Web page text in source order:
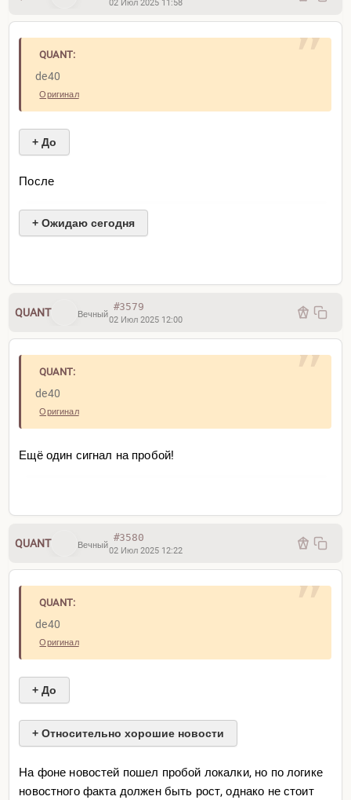
02 Июл 2025 11:58
QUANT:
de40
Оригинал
+ До
После
+ Ожидаю сегодня
QUANT Вечный
#3579
02 Июл 2025 12:00
QUANT:
de40
Оригинал
Ещё один сигнал на пробой!
QUANT Вечный
#3580
02 Июл 2025 12:22
QUANT:
de40
Оригинал
+ До
+ Относительно хорошие новости
На фоне новостей пошел пробой локалки, но по логике
новостного факта должен быть рост, однако не стоит